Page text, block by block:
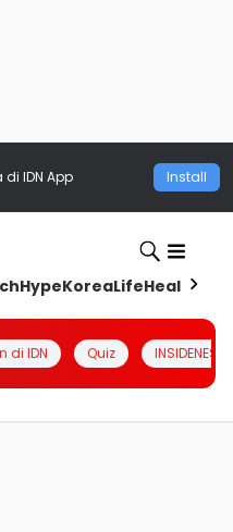
IDN App Install
HypeKoreaLifeHealth
di IDN Quiz INSIDENESIA